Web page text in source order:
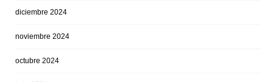
diciembre 2024
noviembre 2024
octubre 2024